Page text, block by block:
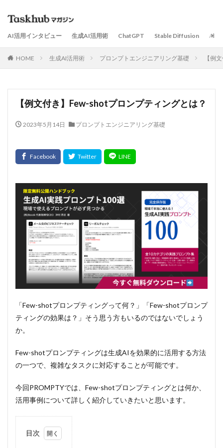
AI活用インタビュー 生成AI活用術 ChatGPT Stable Diffusion AIサ
HOME 生成AI活用術 プロンプトエンジニアリング基礎 【例
【例文付き】Few-shotプロンプティングとは？
2023年5月14日 プロンプトエンジニアリング基礎
「Few-shotプロンプティングって何？」「Few-shotプロンプ
ティングの効果は？」そう思う方もいるのではないでしょう
か。
Few-shotプロンプティングは生成AIを効果的に活用する方法
の一つで、複雑なタスクに対応することが可能です。
今回PROMPTYでは、Few-shotプロンプティングとは何か、
活用事例について詳しく紹介していきたいと思います。
目次